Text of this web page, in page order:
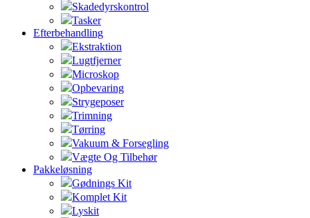
Skadedyrskontrol
Tasker
Efterbehandling
Ekstraktion
Lugtfjerner
Microskop
Opbevaring
Strygeposer
Trimning
Tørring
Vakuum & Forsegling
Vægte Og Tilbehør
Pakkeløsning
Gødnings Kit
Komplet Kit
Lyskit